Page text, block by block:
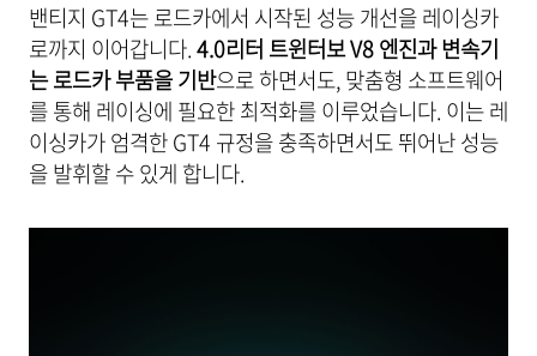
밴티지 GT4는 로드카에서 시작된 성능 개선을 레이싱카
로까지 이어갑니다.4.0리터 트윈터보 V8 엔진과 변속기
는 로드카 부품을 기반으로 하면서도, 맞춤형 소프트웨어
를 통해 레이싱에 필요한 최적화를 이루었습니다. 이는 레
이싱카가 엄격한 GT4 규정을 충족하면서도 뛰어난 성능
을 발휘할 수 있게 합니다.